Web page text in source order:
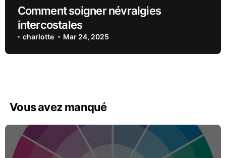
Comment soigner névralgies
intercostales
charlotte Mar 24, 2025
Vous avez manqué